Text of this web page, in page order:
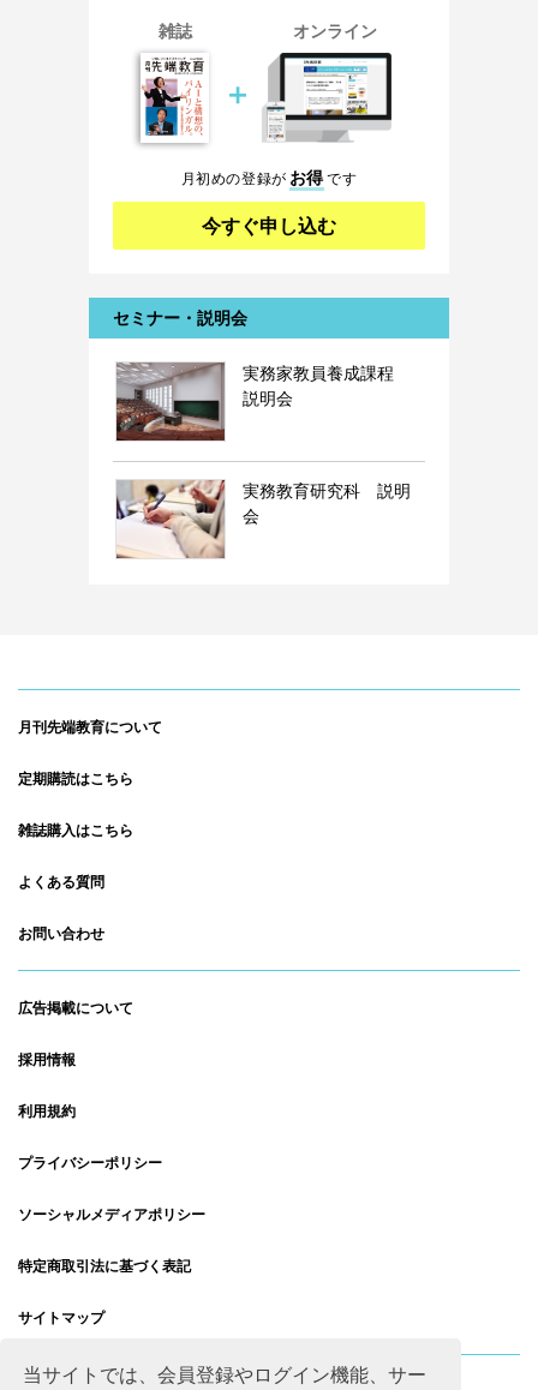
当サイトでは、会員登録やログイン機能、サー
雑誌
＋
オンライン
月初めの登録が お得です
今すぐ申し込む
セミナー・説明会
実務家教員養成課程
説明会
実務教育研究科 説明
会
月刊先端教育について
定期購読はこちら
雑誌購入はこちら
よくある質問
お問い合わせ
広告掲載について
採用情報
利用規約
プライバシーポリシー
ソーシャルメディアポリシー
特定商取引法に基づく表記
サイトマップ